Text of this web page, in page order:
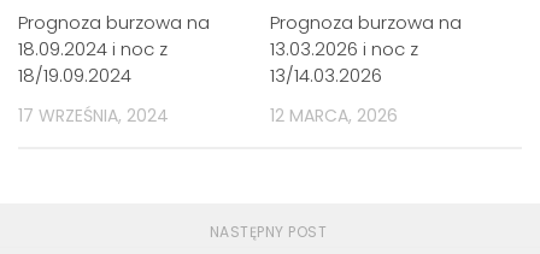
Prognoza burzowa na
18.09.2024 i noc z
18/19.09.2024
17 WRZEŚNIA, 2024
Prognoza burzowa na
13.03.2026 i noc z
13/14.03.2026
12 MARCA, 2026
NASTĘPNY POST